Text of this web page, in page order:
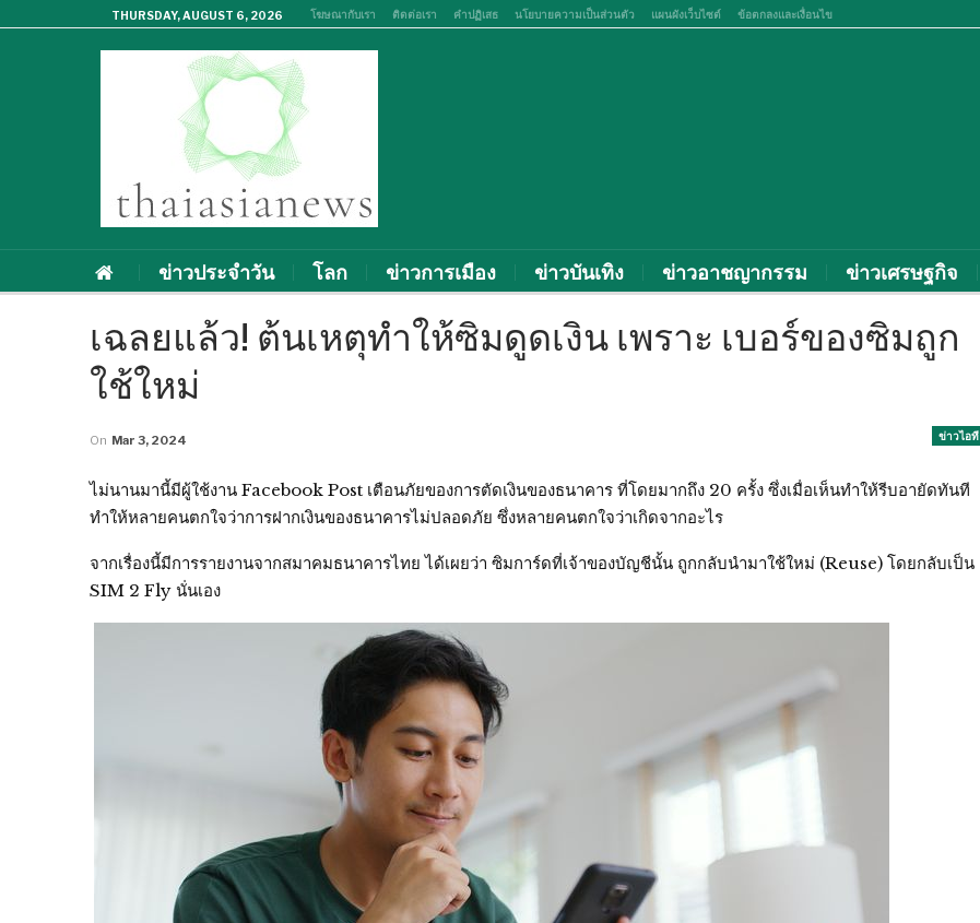
THURSDAY, AUGUST 6, 2026 โฆษณากับเรา ติดต่อเรา คำปฏิเสธ นโยบายความเป็นส่วนตัว แผนผังเว็บไซต์ ข้อตกลงและเงื่อนไข
ข่าวประจำวัน โลก ข่าวการเมือง ข่าวบันเทิง ข่าวอาชญากรรม ข่าวเศรษฐกิจ
เฉลยแล้ว! ต้นเหตุทำให้ซิมดูดเงิน เพราะ เบอร์ของซิมถูก
ใช้ใหม่
ข่าวไอที
On Mar 3, 2024
ไม่นานมานี้มีผู้ใช้งาน Facebook Post เตือนภัยของการตัดเงินของธนาคาร ที่โดยมากถึง 20 ครั้ง ซึ่งเมื่อเห็นทำให้รีบอายัดทันที
ทำให้หลายคนตกใจว่าการฝากเงินของธนาคารไม่ปลอดภัย ซึ่งหลายคนตกใจว่าเกิดจากอะไร
จากเรื่องนี้มีการรายงานจากสมาคมธนาคารไทย ได้เผยว่า ซิมการ์ดที่เจ้าของบัญชีนั้น ถูกกลับนำมาใช้ใหม่ (Reuse) โดยกลับเป็น
SIM 2 Fly นั่นเอง